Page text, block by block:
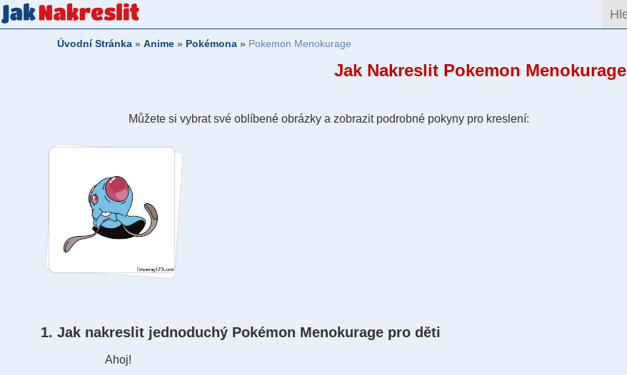
Úvodní Stránka » Anime » Pokémona » Pokemon Menokurage
Jak Nakreslit Pokemon Menokurage
Můžete si vybrat své oblíbené obrázky a zobrazit podrobné pokyny pro kreslení:
1. Jak nakreslit jednoduchý Pokémon Menokurage pro děti
Ahoj!